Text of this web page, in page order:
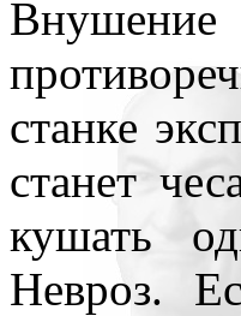
станке
станет
кушать
Невроз.